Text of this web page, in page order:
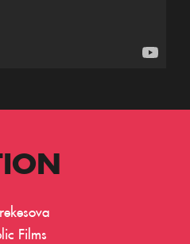
Films